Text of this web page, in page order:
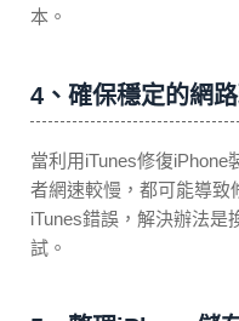
本。
4、確保穩定的網
當利用iTunes修復
者網速較慢，都可能導致
iTunes錯誤，解決辦法是
試。